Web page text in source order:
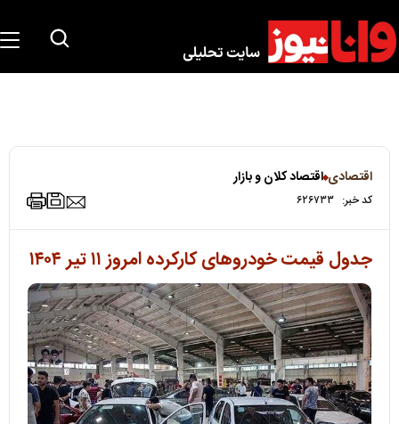
اقتصادی اقتصاد کلان و بازار
کد خبر: ۶۲۶۷۳۳
جدول قیمت خودروهای کارکرده امروز ۱۱ تیر ۱۴۰۴